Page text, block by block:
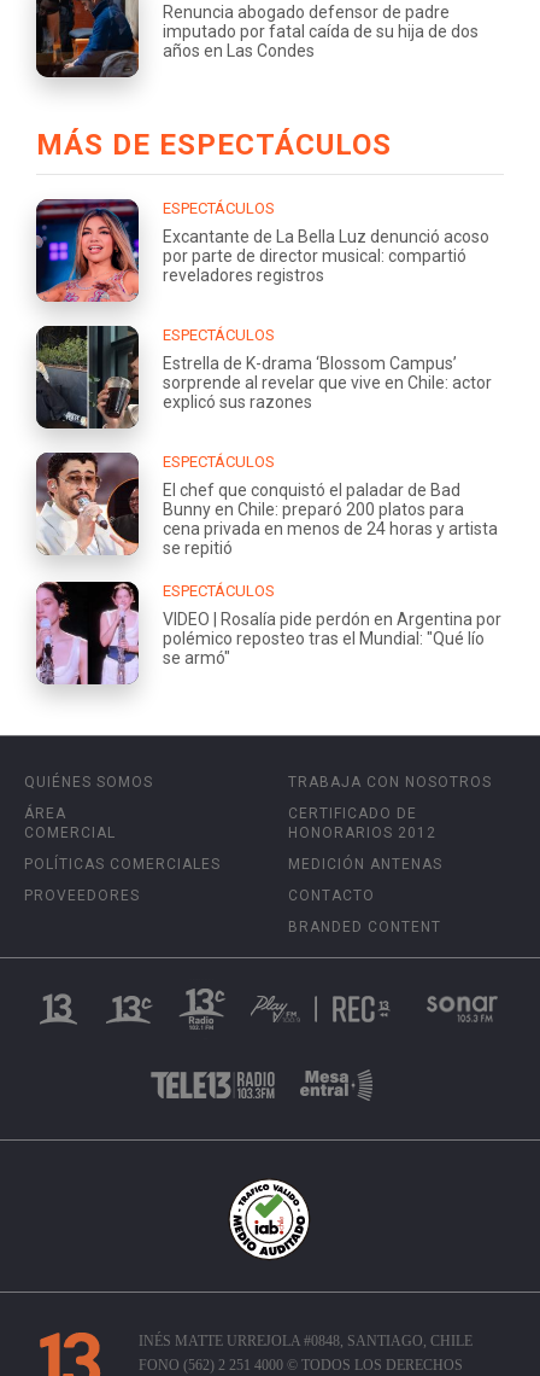
Renuncia abogado defensor de padre
imputado por fatal caída de su hija de dos
años en Las Condes
MÁS DE ESPECTÁCULOS
ESPECTÁCULOS
Excantante de La Bella Luz denunció acoso
por parte de director musical: compartió
reveladores registros
ESPECTÁCULOS
Estrella de K-drama ‘Blossom Campus’
sorprende al revelar que vive en Chile: actor
explicó sus razones
ESPECTÁCULOS
El chef que conquistó el paladar de Bad
Bunny en Chile: preparó 200 platos para
cena privada en menos de 24 horas y artista
se repitió
ESPECTÁCULOS
VIDEO | Rosalía pide perdón en Argentina por
polémico reposteo tras el Mundial: "Qué lío
se armó"
QUIÉNES SOMOS
ÁREA
COMERCIAL
POLÍTICAS COMERCIALES
PROVEEDORES
TRABAJA CON NOSOTROS
CERTIFICADO DE
HONORARIOS 2012
MEDICIÓN ANTENAS
CONTACTO
BRANDED CONTENT
INÉS MATTE URREJOLA #0848, SANTIAGO, CHILE
FONO (562) 2 251 4000 © TODOS LOS DERECHOS